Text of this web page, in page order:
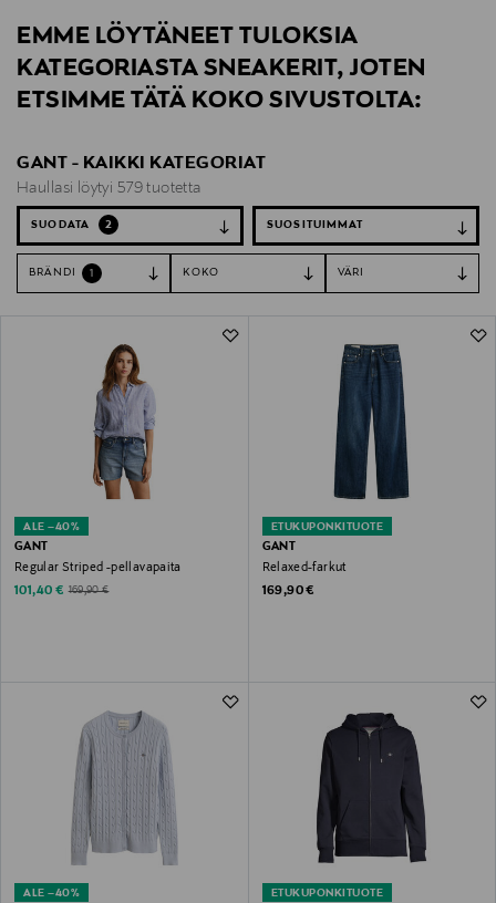
EMME LÖYTÄNEET TULOKSIA
KATEGORIASTA SNEAKERIT, JOTEN
ETSIMME TÄTÄ KOKO SIVUSTOLTA:
GANT - KAIKKI KATEGORIAT
Haullasi löytyi 579 tuotetta
SUODATA 2
BRÄNDI 1 KOKO VÄRI
ALE –40%
GANT
Regular Striped -pellavapaita
Discounted Price
101,40 € Original Price
169,90 €
ETUKUPONKITUOTE
GANT
Relaxed-farkut
Original Price
169,90 €
ALE –40% ETUKUPONKITUOTE